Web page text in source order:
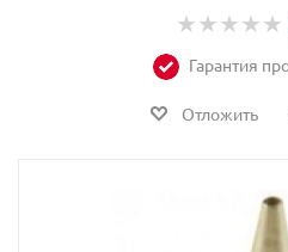
Гарантия
Отложить